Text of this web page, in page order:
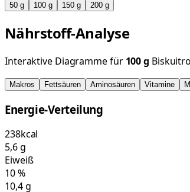
50 g 100 g 150 g 200 g
Nährstoff-Analyse
Interaktive Diagramme für 100g
Makros Fettsäuren Aminosäuren Vitamine
Energie-Verteilung
238kcal
5,6g
Eiweiß
10%
10,4g